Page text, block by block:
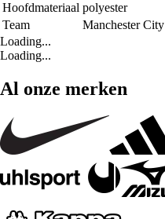
Hoofdmateriaal polyester
Team
Manchester City
Loading...
Loading...
Al onze merken